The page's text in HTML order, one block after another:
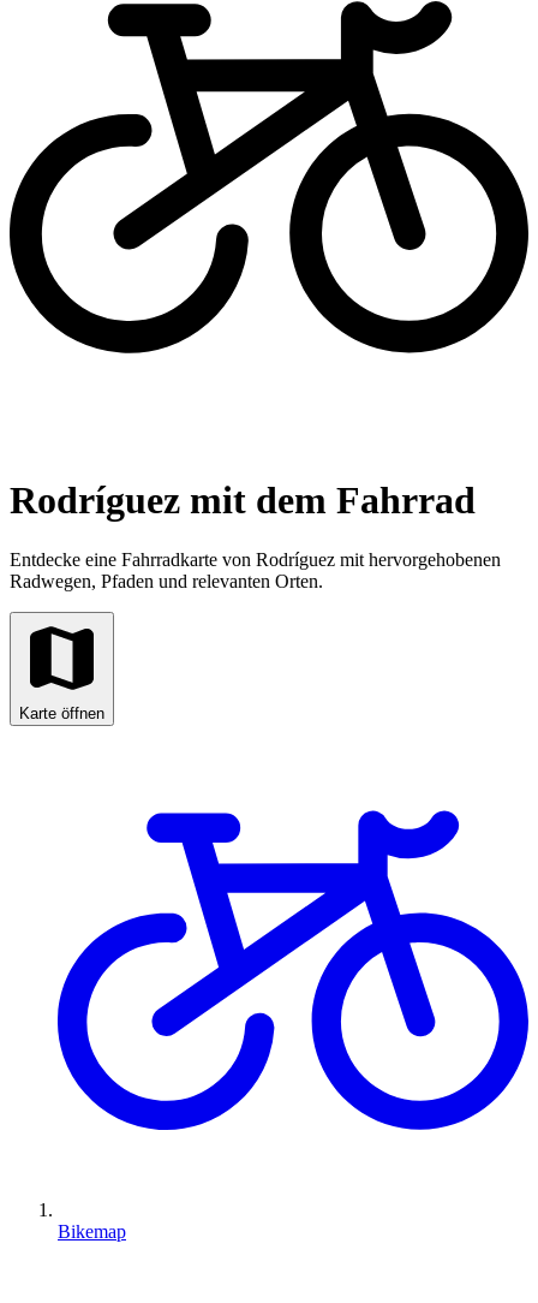
Rodríguez mit dem Fahrrad
Entdecke eine Fahrradkarte von Rodríguez mit hervorgehobenen
Radwegen, Pfaden und relevanten Orten.
Karte öffnen
Bikemap